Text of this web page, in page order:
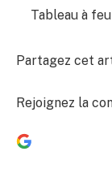
Tableau à
Partagez cet
Rejoignez la